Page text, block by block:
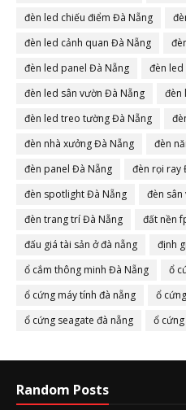
đèn led chiếu điểm Đà Nẵng
đèn led cảnh quan Đà Nẵng
đèn led panel Đà Nẵng
đèn
đèn led sân vườn Đà Nẵng
đèn
đèn led treo tường Đà Nẵng
đèn nhà xưởng Đà Nẵng
đèn
đèn panel Đà Nẵng
đèn rọi ray
đèn spotlight Đà Nẵng
đèn
đèn trang trí Đà Nẵng
đất nền
đấu giá tài sản ở đà nẵng
định
ổ cắm thông minh Đà Nẵng
ổ
ổ cứng máy tính đà nẵng
ổ
ổ cứng seagate đà nẵng
ổ
Random Posts